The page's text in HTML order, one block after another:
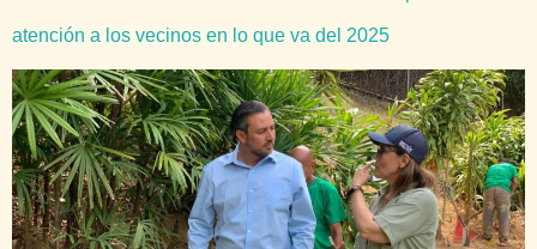
atención a los vecinos en lo que va del 2025